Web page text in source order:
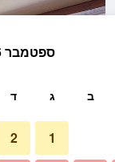
ספטמבר 2026
ב ג ד
1
2